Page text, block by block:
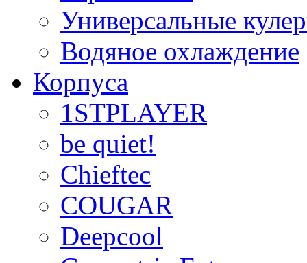
Универсальные
Водяное охлаждение
Корпуса
1STPLAYER
be quiet!
Chieftec
COUGAR
Deepcool